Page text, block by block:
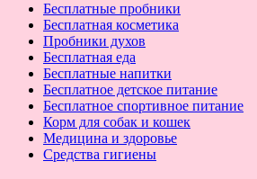
Бесплатные пробники
Бесплатная косметика
Пробники духов
Бесплатная еда
Бесплатные напитки
Бесплатное детское питание
Бесплатное спортивное питание
Корм для собак и кошек
Медицина и здоровье
Средства гигиены